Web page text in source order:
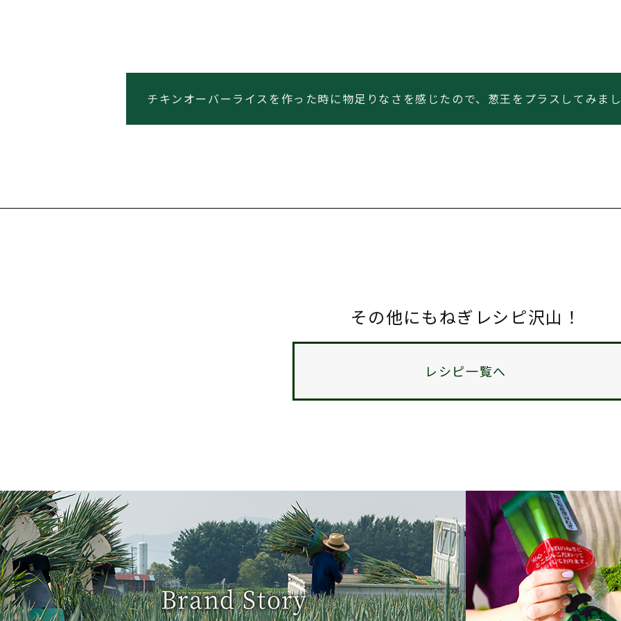
チキンオーバーライスを作った時に物足りなさを感じたので、葱王をプラスしてみま
その他にもねぎレシピ沢山！
レシピ一覧へ
Brand Story